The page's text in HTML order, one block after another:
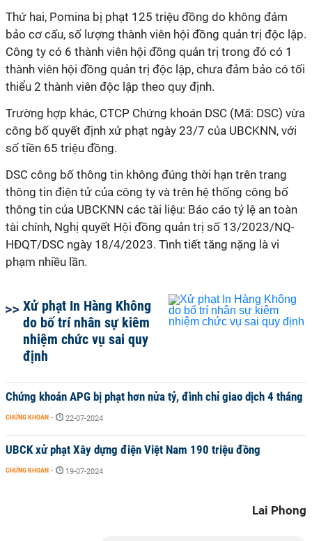
Thứ hai, Pomina bị phạt 125 triệu đồng do không đảm
bảo cơ cấu, số lượng thành viên hội đồng quản trị độc lập.
Công ty có 6 thành viên hội đồng quản trị trong đó có 1
thành viên hội đồng quản trị độc lập, chưa đảm bảo có tối
thiểu 2 thành viên độc lập theo quy định.
Trường hợp khác, CTCP Chứng khoán DSC (Mã: DSC) vừa
công bố quyết định xử phạt ngày 23/7 của UBCKNN, với
số tiền 65 triệu đồng.
DSC công bố thông tin không đúng thời hạn trên trang
thông tin điện tử của công ty và trên hệ thống công bố
thông tin của UBCKNN các tài liệu: Báo cáo tỷ lệ an toàn
tài chính, Nghị quyết Hội đồng quản trị số 13/2023/NQ-
HĐQT/DSC ngày 18/4/2023. Tình tiết tăng nặng là vi
phạm nhiều lần.
Xử phạt In Hàng Không
do bố trí nhân sự kiêm
nhiệm chức vụ sai quy
định
Chứng khoán APG bị phạt hơn nửa tỷ, đình chỉ giao dịch 4 tháng
CHỨNG KHOÁN - 22-07-2024
UBCK xử phạt Xây dựng điện Việt Nam 190 triệu đồng
CHỨNG KHOÁN - 19-07-2024
Lai Phong